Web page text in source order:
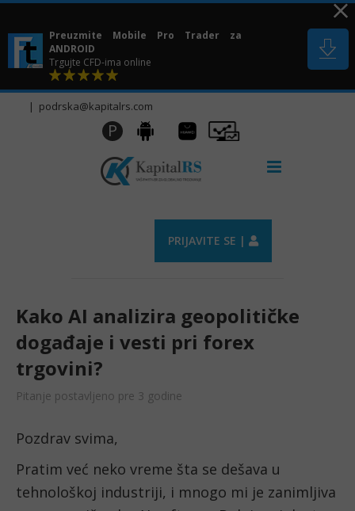
Skip
content
Preuzmite Mobile Pro Trader za
ANDROID
Trgujte CFD-ima online
| podrska@kapitalrs.com
P Android
Huawei
AppGallery
Pro
Trader
PRIJAVITE SE |
Kako AI analizira geopolitičke
događaje i vesti pri forex
trgovini?
Pitanje postavljeno pre 3 godine
Pozdrav svima,
Pratim već neko vreme šta se dešava u
tehnološkoj industriji, i mnogo mi je zanimljiva